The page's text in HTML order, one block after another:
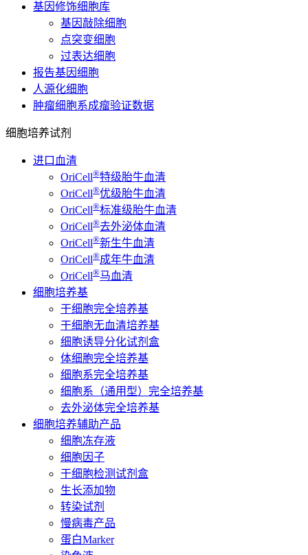
基因修饰细胞库
基因敲除细胞
点突变细胞
过表达细胞
报告基因细胞
人源化细胞
肿瘤细胞系成瘤验证数据
细胞培养试剂
进口血清
OriCell®特级胎牛血清
OriCell®优级胎牛血清
OriCell®标准级胎牛血清
OriCell®去外泌体血清
OriCell®新生牛血清
OriCell®成年牛血清
OriCell®马血清
细胞培养基
干细胞完全培养基
干细胞无血清培养基
细胞诱导分化试剂盒
体细胞完全培养基
细胞系完全培养基
细胞系（通用型）完全培养基
去外泌体完全培养基
细胞培养辅助产品
细胞冻存液
细胞因子
干细胞检测试剂盒
生长添加物
转染试剂
慢病毒产品
蛋白Marker